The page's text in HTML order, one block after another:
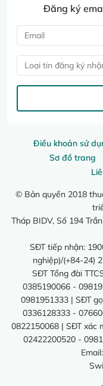
Điều khoản sử
Sơ đồ trang
© Bản quyền 2018
Tháp BIDV, Số 194
SĐT tiếp nhận:
nghiệp)/(+84-24)
SĐT Tổng đài
0385190066 -
0981951333 | SĐT
0336128333 -
0822150068 | SĐT xác
02422200520 -
Email:
Đăng ký
Loại tin đăng ký